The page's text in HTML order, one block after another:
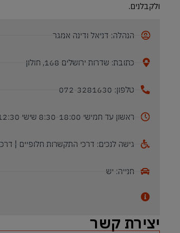
ולקבלנים.
הנהלה: דניאל ודינה אמגר
כתובת: שדרות ירושלים 168, חולון
טלפון: 072-3281630
ראשון עד חמישי 8:30-18:00 שישי 8:30-12:30
גישה לנכים: דרכי התקשרות חלופיים |
חנייה: יש
יצירת קשר